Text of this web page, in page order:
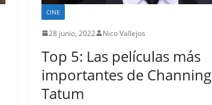
CINE
28 junio, 2022 Nico Vallejos
Top 5: Las películas más
importantes de Channing
Tatum